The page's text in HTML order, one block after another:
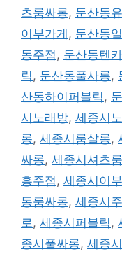
츠룸싸롱, 둔산동
이부가게 , 둔산동
동주점 , 둔산동텐
릭 , 둔산동풀사롱,
산동하이퍼블릭 ,
시노래방, 세종시
롱, 세종시룸살롱,
싸롱, 세종시셔츠
흥주점 , 세종시이
통룸싸롱, 세종시
로 , 세종시퍼블릭 ,
종시풀싸롱, 세종